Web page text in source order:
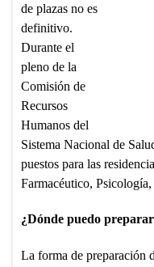
de plazas no es
definitivo.
Durante el
pleno de la
Comisión de
Recursos
Humanos del
Sistema Nacional de
puestos para las
Farmacéutico,
¿Dónde puedo
La forma de preparación